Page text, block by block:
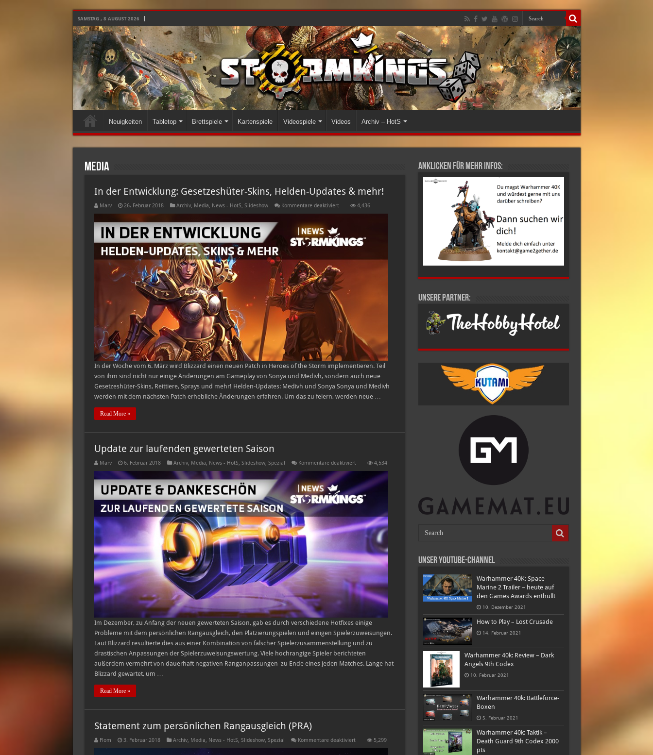
SAMSTAG , 8 AUGUST 2026
Neuigkeiten Tabletop Brettspiele Kartenspiele Videospiele Videos Archiv – HotS
Media
In der Entwicklung: Gesetzeshüter-Skins, Helden-Updates & mehr!
Marv 26. Februar 2018 Archiv, Media, News - HotS, Slideshow Kommentare deaktiviertfür
Skins,
Helden-
4,436
In der Woche vom 6. März wird Blizzard einen neuen Patch in Heroes of the Storm implementieren. Teil
von ihm sind nicht nur einige Änderungen am Gameplay von Sonya und Medivh, sondern auch neue
Gesetzeshüter-Skins, Reittiere, Sprays und mehr! Helden-Updates: Medivh und Sonya Sonya und Medivh
werden mit dem nächsten Patch erhebliche Änderungen erfahren. Um das zu feiern, werden neue …
Read More »
Update zur laufenden gewerteten Saison
Marv 6. Februar 2018 Archiv, Media, News - HotS, Slideshow, Spezial Kommentare deaktiviertfür
laufenden
gewerteten
Saison
4,534
Im Dezember, zu Anfang der neuen gewerteten Saison, gab es durch verschiedene Hotfixes einige
Probleme mit dem persönlichen Rangausgleich, den Platzierungspielen und einigen Spielerzuweisungen.
Laut Blizzard resultierte dies aus einer Kombination von falscher Spielerzusammenstellung und zu
drastischen Anpassungen der Spielerzuweisungswertung. Viele hochrangige Spieler berichteten
außerdem vermehrt von dauerhaft negativen Ranganpassungen zu Ende eines jeden Matches. Lange hat
Blizzard gewartet, um …
Read More »
Statement zum persönlichen Rangausgleich (PRA)
Flom 3. Februar 2018 Archiv, Media, News - HotS, Slideshow, Spezial Kommentare deaktiviertfür
5,299
Anklicken für mehr Infos:
Unsere Partner:
Unser Youtube-Channel
Warhammer 40K: Space
Marine 2 Trailer – heute auf
den Games Awards enthüllt
10. Dezember 2021
How to Play – Lost Crusade
14. Februar 2021
Warhammer 40k: Review – Dark
Angels 9th Codex
10. Februar 2021
Warhammer 40k: Battleforce-
Boxen
5. Februar 2021
Warhammer 40k: Taktik –
Death Guard 9th Codex 2000
pts